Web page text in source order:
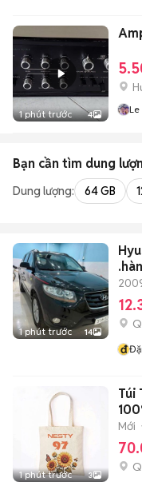
1 phút trước 4 Le
Bạn cần tìm dung
Dung lượng: 64 GB
1 phút trước 14
đ
1 phút trước 3
Túi
Mới